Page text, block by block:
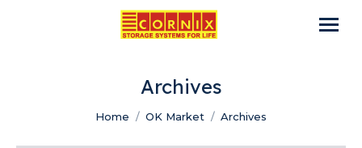
Archives
You are here:
Home OK Market Archives